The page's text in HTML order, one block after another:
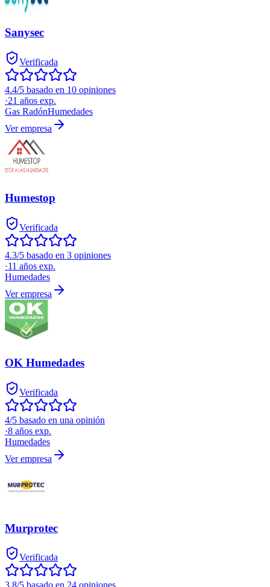
Sanysec
Verificada
4.4/5 basado en 10 opiniones
·21 años exp.
Gas RadónHumedades
Ver empresa
Humestop
Verificada
4.3/5 basado en 3 opiniones
·11 años exp.
Humedades
Ver empresa
OK Humedades
Verificada
4/5 basado en una opinión
·8 años exp.
Humedades
Ver empresa
Murprotec
Verificada